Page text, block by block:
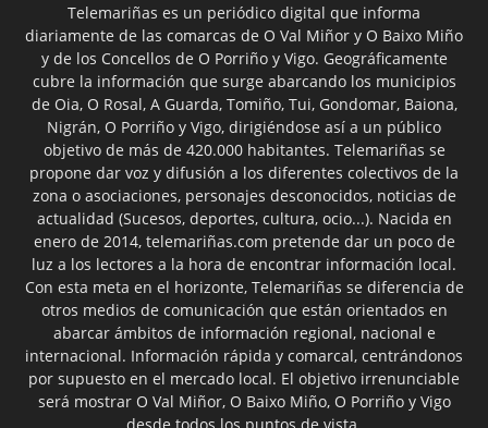
Telemariñas es un periódico digital que informa
diariamente de las comarcas de O Val Miñor y O Baixo Miño
y de los Concellos de O Porriño y Vigo. Geográficamente
cubre la información que surge abarcando los municipios
de Oia, O Rosal, A Guarda, Tomiño, Tui, Gondomar, Baiona,
Nigrán, O Porriño y Vigo, dirigiéndose así a un público
objetivo de más de 420.000 habitantes. Telemariñas se
propone dar voz y difusión a los diferentes colectivos de la
zona o asociaciones, personajes desconocidos, noticias de
actualidad (Sucesos, deportes, cultura, ocio...). Nacida en
enero de 2014, telemariñas.com pretende dar un poco de
luz a los lectores a la hora de encontrar información local.
Con esta meta en el horizonte, Telemariñas se diferencia de
otros medios de comunicación que están orientados en
abarcar ámbitos de información regional, nacional e
internacional. Información rápida y comarcal, centrándonos
por supuesto en el mercado local. El objetivo irrenunciable
será mostrar O Val Miñor, O Baixo Miño, O Porriño y Vigo
desde todos los puntos de vista.